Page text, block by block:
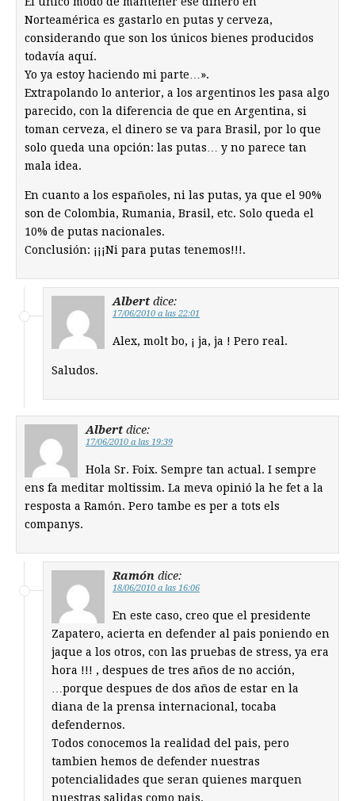
Norteamérica es gastarlo en putas y cerveza,
considerando que son los únicos bienes producidos
todavía aquí.
Yo ya estoy haciendo mi parte…».
Extrapolando lo anterior, a los argentinos les pasa algo
parecido, con la diferencia de que en Argentina, si
toman cerveza, el dinero se va para Brasil, por lo que
solo queda una opción: las putas… y no parece tan
mala idea.
En cuanto a los españoles, ni las putas, ya que el 90%
son de Colombia, Rumania, Brasil, etc. Solo queda el
10% de putas nacionales.
Conclusión: ¡¡¡Ni para putas tenemos!!!.
Albert dice:
17/06/2010 a las 22:01
Alex, molt bo, ¡ ja, ja ! Pero real.
Saludos.
Albert dice:
17/06/2010 a las 19:39
Hola Sr. Foix. Sempre tan actual. I sempre
ens fa meditar moltissim. La meva opinió la he fet a la
resposta a Ramón. Pero tambe es per a tots els
companys.
Ramón dice:
18/06/2010 a las 16:06
En este caso, creo que el presidente
Zapatero, acierta en defender al pais poniendo en
jaque a los otros, con las pruebas de stress, ya era
hora !!! , despues de tres años de no acción,
…porque despues de dos años de estar en la
diana de la prensa internacional, tocaba
defendernos.
Todos conocemos la realidad del pais, pero
tambien hemos de defender nuestras
potencialidades que seran quienes marquen
nuestras salidas como pais.